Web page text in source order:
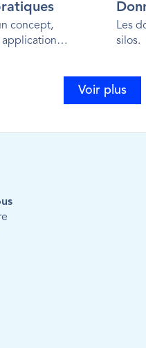
concept,
application
Les
silos.
Voir plus